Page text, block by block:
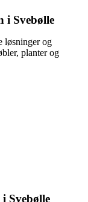
i Svebølle
løsninger og
planter og
Svebølle